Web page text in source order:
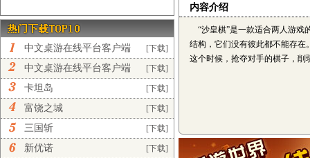
[下载]
中文桌游在线平台客户端
完... [下载]
中文桌游在线平台客户端
正... [下载]
卡坦岛
[下载]
富饶之城
[下载]
三国斩
[下载]
新优诺
内容介绍
“沙皇棋”是一款适合两人游戏
结构，它们没有彼此都不能存在
这个时候，抢夺对手的棋子，削